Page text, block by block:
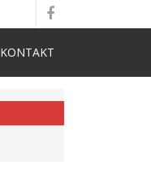
KONTAKT